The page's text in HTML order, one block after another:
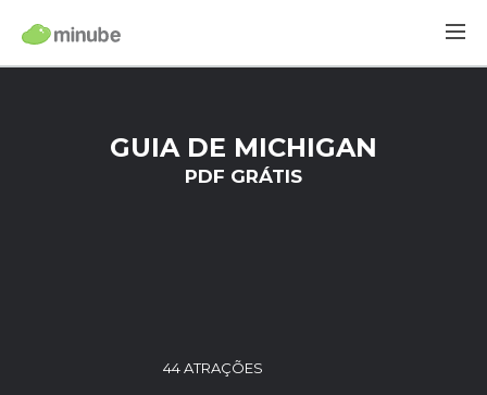
GUIA DE MICHIGAN
PDF GRÁTIS
44 ATRAÇÕES